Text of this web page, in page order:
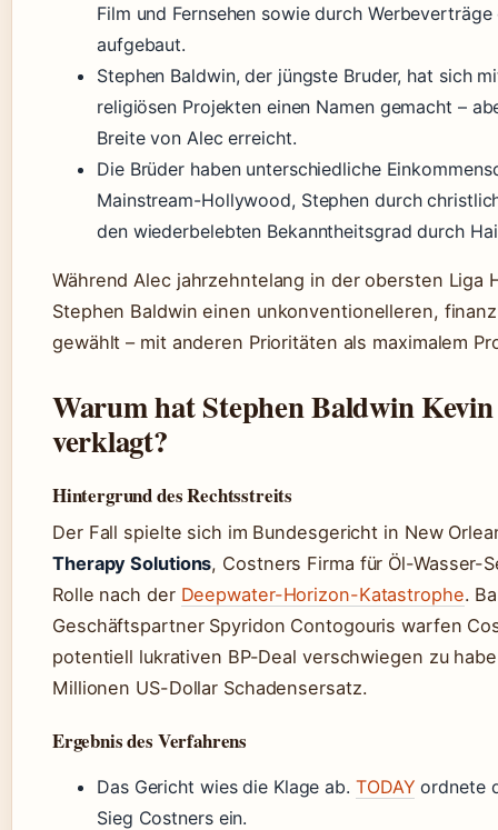
Film und Fernsehen sowie durch
aufgebaut.
Stephen Baldwin, der jüngste Bruder, hat sich
religiösen Projekten einen Namen gemacht –
Breite von Alec erreicht.
Die Brüder haben unterschiedliche
Mainstream-Hollywood, Stephen durch
den wiederbelebten Bekanntheitsgrad durch
Während Alec jahrzehntelang in der obersten Liga
Stephen Baldwin einen unkonventionelleren,
gewählt – mit anderen Prioritäten als maximalem
Warum hat Stephen Baldwin
verklagt?
Hintergrund des Rechtsstreits
Der Fall spielte sich im Bundesgericht in New
Therapy Solutions, Costners Firma für Öl-Wasser-
Rolle nach der Deepwater-Horizon-Katastrophe.
Geschäftspartner Spyridon Contogouris warfen
potentiell lukrativen BP-Deal verschwiegen zu
Millionen US-Dollar Schadensersatz.
Ergebnis des Verfahrens
Das Gericht wies die Klage ab. TODAY ordnete
Sieg Costners ein.